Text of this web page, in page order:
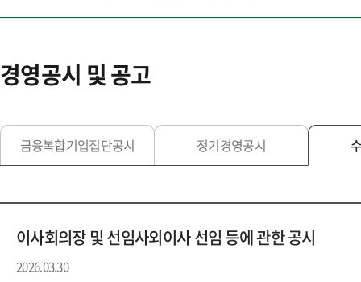
으
로
동
경영공시 및 공고
금융복합기업집단공시 정기경영공시
이사회의장 및 선임사외이사 선임 등에 관한 공시
2026.03.30